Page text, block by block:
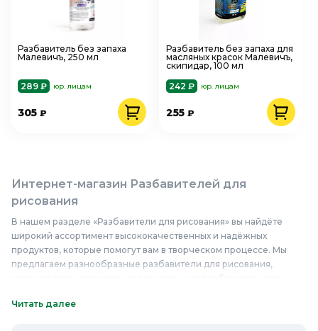
Разбавитель без запаха
Малевичъ, 250 мл
289 ₽ юр. лицам
305 ₽
Разбавитель без запаха для
масляных красок Малевичъ,
скипидар, 100 мл
242 ₽
юр. лицам
255₽
Интернет-магазин Разбавителей для
рисования
В нашем разделе «Разбавители для рисования» вы найдёте
широкий ассортимент высококачественных и надёжных
продуктов, которые помогут вам в творческом процессе. Мы
предлагаем разнообразные разбавители для рисования,
изготавливаются из высококачественных материалов, что
Читать далее